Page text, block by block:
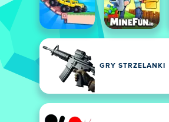
GRY STRZELANKI